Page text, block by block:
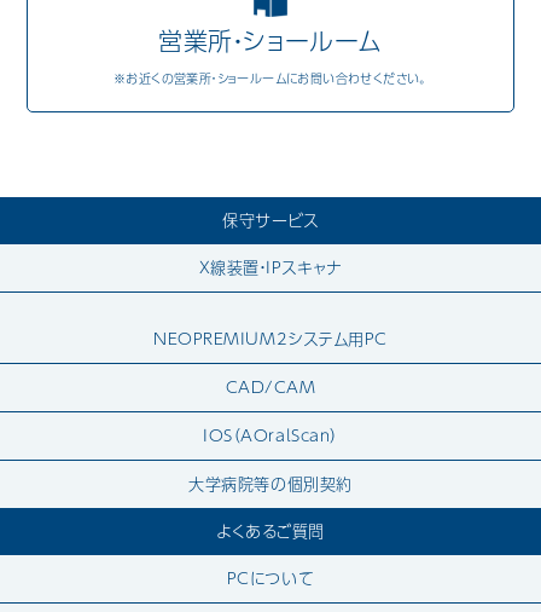
営業所・ショールーム
※お近くの営業所・ショールームにお問い合わせください。
保守サービス
X線装置・IPスキャナ
NEOPREMIUM2システム用PC
CAD/CAM
IOS（AOralScan）
大学病院等の個別契約
よくあるご質問
PCについて